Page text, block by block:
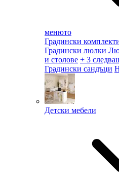
менюто
Градински
Градински люлки
и столове + 3
Градински сандъци
Детски мебели